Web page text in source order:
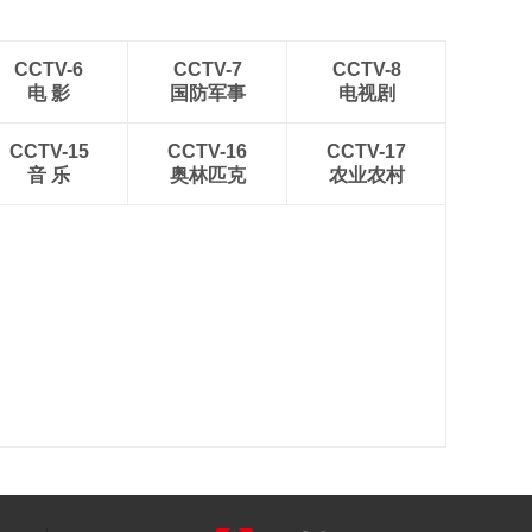
CCTV-6
电 影
CCTV-7
国防军事
CCTV-8
电视剧
CCTV-15
音 乐
CCTV-16
奥林匹克
CCTV-17
农业农村